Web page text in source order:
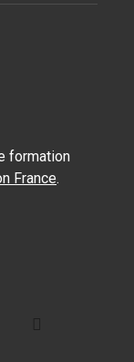
formation
France.